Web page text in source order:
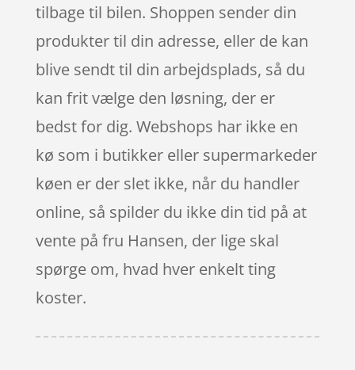
tilbage til bilen. Shoppen sender din
produkter til din adresse, eller de kan
blive sendt til din arbejdsplads, så du
kan frit vælge den løsning, der er
bedst for dig. Webshops har ikke en
kø som i butikker eller supermarkeder
køen er der slet ikke, når du handler
online, så spilder du ikke din tid på at
vente på fru Hansen, der lige skal
spørge om, hvad hver enkelt ting
koster.